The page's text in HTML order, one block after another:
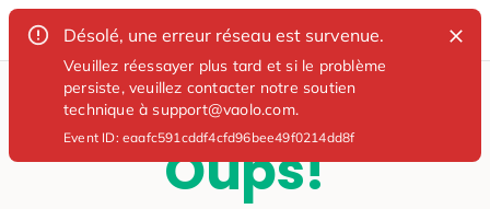
Désolé, une erreur réseau est survenue.
Veuillez réessayer plus tard et si le problème
persiste, veuillez contacter notre soutien
technique à support@vaolo.com.
Event ID:eaafc591cddf4cfd96bee49f0214dd8f
Oups!